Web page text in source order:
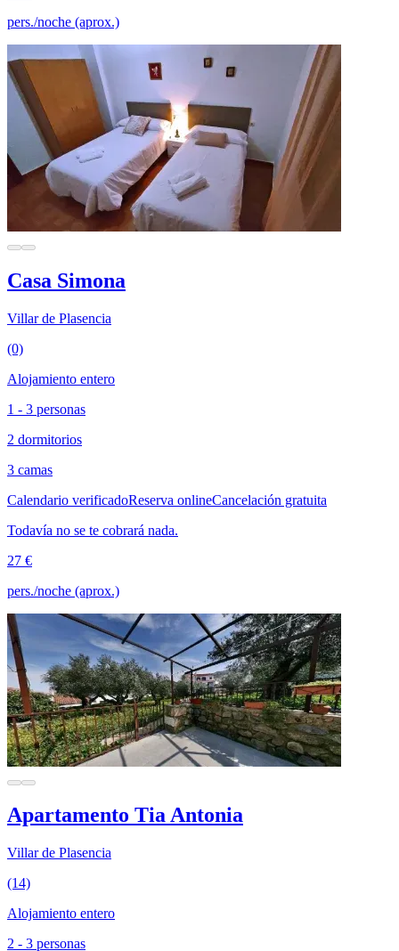
pers./noche (aprox.)
Casa Simona
Villar de Plasencia
(0)
Alojamiento entero
1 - 3 personas
2 dormitorios
3 camas
Calendario verificadoReserva onlineCancelación gratuita
Todavía no se te cobrará nada.
27 €
pers./noche (aprox.)
Apartamento Tia Antonia
Villar de Plasencia
(14)
Alojamiento entero
2 - 3 personas